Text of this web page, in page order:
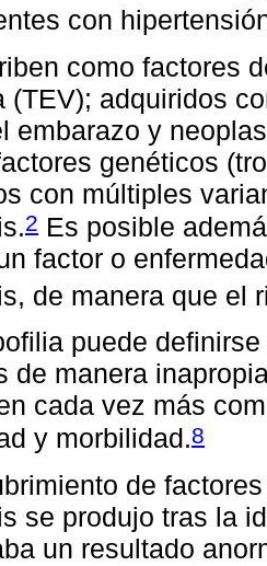
con
como factores
(TEV); adquiridos
embarazo y
genéticos
con múltiples
2 Es posible
factor o
de manera que el
puede
de manera
cada vez más
y morbilidad.8
de
se produjo tras la
un resultado